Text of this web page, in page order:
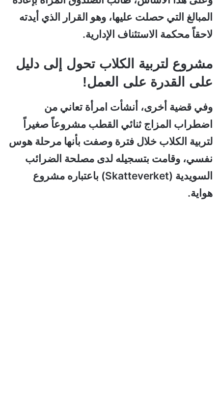
المبالغ التي حصلت عليها، وهو القرار الذي أيدته
لاحقاً محكمة الاستئناف الإدارية.
مشروع لتربية الكلاب تحول إلى دليل
على القدرة على العمل!
وفي قضية أخرى، أنشأت امرأة تعاني من
اضطراب المزاج ثنائي القطب مشروعاً صغيراً
لتربية الكلاب خلال فترة وصفت بأنها مرحلة هوس
نفسي، وقامت بتسجيله لدى مصلحة الضرائب
السويدية (Skatteverket) باعتباره مشروع
هواية.